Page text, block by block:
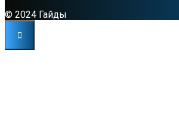
© 2024 Гайды